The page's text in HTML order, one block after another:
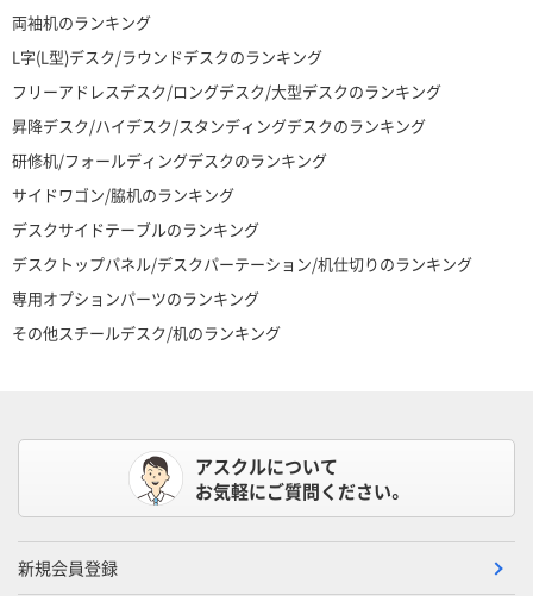
両袖机のランキング
L字(L型)デスク/ラウンドデスクのランキング
フリーアドレスデスク/ロングデスク/大型デスクのランキング
昇降デスク/ハイデスク/スタンディングデスクのランキング
研修机/フォールディングデスクのランキング
サイドワゴン/脇机のランキング
デスクサイドテーブルのランキング
デスクトップパネル/デスクパーテーション/机仕切りのランキング
専用オプションパーツのランキング
その他スチールデスク/机のランキング
アスクルについて
お気軽にご質問ください。
新規会員登録